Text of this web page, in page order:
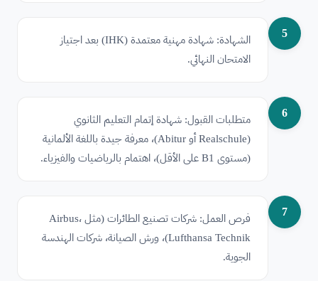
5
الشهادة: شهادة مهنية معتمدة (IHK) بعد اجتياز
الامتحان النهائي.
6
متطلبات القبول: شهادة إتمام التعليم الثانوي
(Realschule أو Abitur)، معرفة جيدة باللغة الألمانية
(مستوى B1 على الأقل)، اهتمام بالرياضيات والفيزياء.
7
فرص العمل: شركات تصنيع الطائرات (مثل Airbus،
Lufthansa Technik)، ورش الصيانة، شركات الهندسة
الجوية.